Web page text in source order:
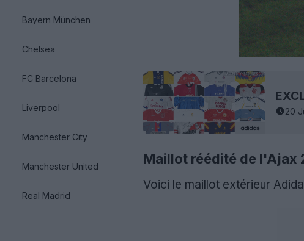
Bayern München
Chelsea
FC Barcelona
Liverpool
Manchester City
Manchester United
Real Madrid
20
Maillot réédité de l'Ajax
Voici le maillot extérieur